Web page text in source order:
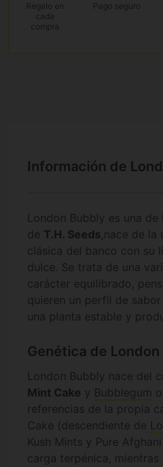
Regalo en
cada
compra
Pago seguro
Información de
London Bubbly es una
de T.H. Seeds,nace de la
clásica del banco con su
dulce. Se trata de una
carácter equilibrado,
quieren un perfil de
una planta estable y
Genética de
London Bubbly nace del
Mint Cake y Bubblegum
referencias de la propia
Cake (descendiente de
Kush Mints y Pure
carga terpénica, mientras